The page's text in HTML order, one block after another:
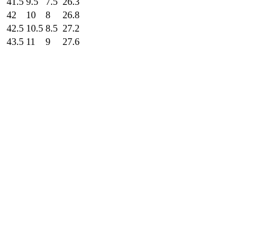
42
10 8
26.8
42.5 10.5 8.5 27.2
43.5 11 9 27.6